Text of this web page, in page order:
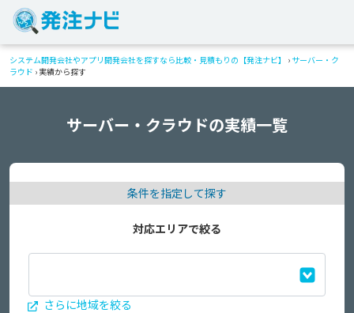
システム開発会社やアプリ開発会社を探すなら比較・見積もりの【発注ナビ】 › サーバー・ク
ラウド › 実績から探す
サーバー・クラウドの実績一覧
条件を指定して探す
対応エリアで絞る
さらに地域を絞る